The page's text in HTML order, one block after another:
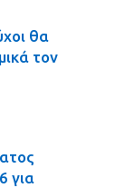
θα
τον
για